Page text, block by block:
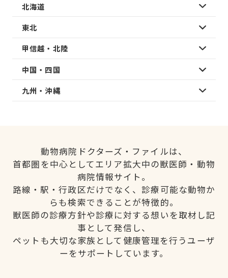
北海道
東北
甲信越・北陸
中国・四国
九州・沖縄
動物病院ドクターズ・ファイルは、
首都圏を中心としてエリア拡大中の獣医師・動物
病院情報サイト。
路線・駅・行政区だけでなく、診療可能な動物か
らも検索できることが特徴的。
獣医師の診療方針や診療に対する想いを取材し記
事として発信し、
ペットも大切な家族として健康管理を行うユーザ
ーをサポートしています。